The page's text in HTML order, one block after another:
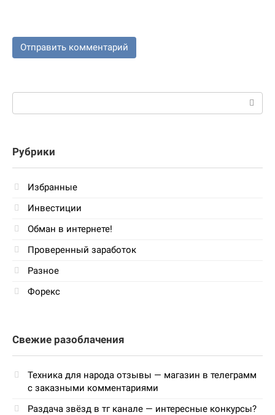
Поиск:
Рубрики
Избранные
Инвестиции
Обман в интернете!
Проверенный заработок
Разное
Форекс
Свежие разоблачения
Техника для народа отзывы — магазин в телеграмм
с заказными комментариями
Раздача звёзд в тг канале — интересные конкурсы?